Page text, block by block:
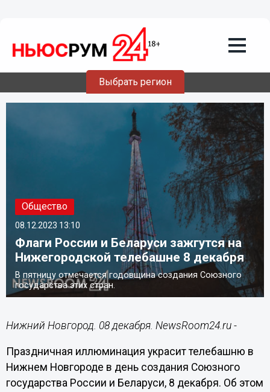
Выбрать регион
Общество
08.12.2023 13:10
Флаги России и Беларуси зажгутся на
Нижегородской телебашне 8 декабря
В пятницу отмечается годовщина создания Союзного
государства этих стран.
Нижний Новгород. 08 декабря. NewsRoom24.ru -
Праздничная иллюминация украсит телебашню в
Нижнем Новгороде в день создания Союзного
государства России и Беларуси, 8 декабря. Об этом